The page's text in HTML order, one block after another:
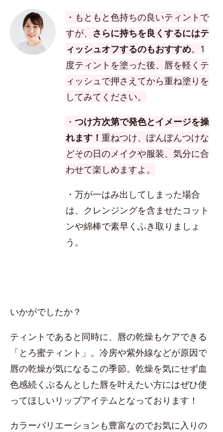
・もともと色持ちの良いティントで
すが、 さらに持ちを良くするにはテ
ィッシュオフするのもおすすめ。1
度ティントを塗った後、唇を軽くテ
ィッシュで押さえてから重ね塗りを
してみてください。
・ つけ方次第で発色とイメージを操
れます！ 重ねつけ、ぽんぽんつけな
どその日のメイクや服装、気分に合
わせて楽しめますよ。
・万が一はみ出してしまった場合
は、クレンジングを含ませたコット
ンや綿棒で素早くふき取りましょ
う。
いかがでしたか？
ティントであると同時に、唇の乾燥もケアできる
「とろ蜜ティント」。冷房や紫外線などが原因で
唇の乾燥が気になるこの季節。乾燥を気にせず血
色感続くぷるんとした唇を叶えたい方にはぜひ使
ってほしいリップアイテムとなっております！
カラーバリエーションも豊富なのでお気に入りの